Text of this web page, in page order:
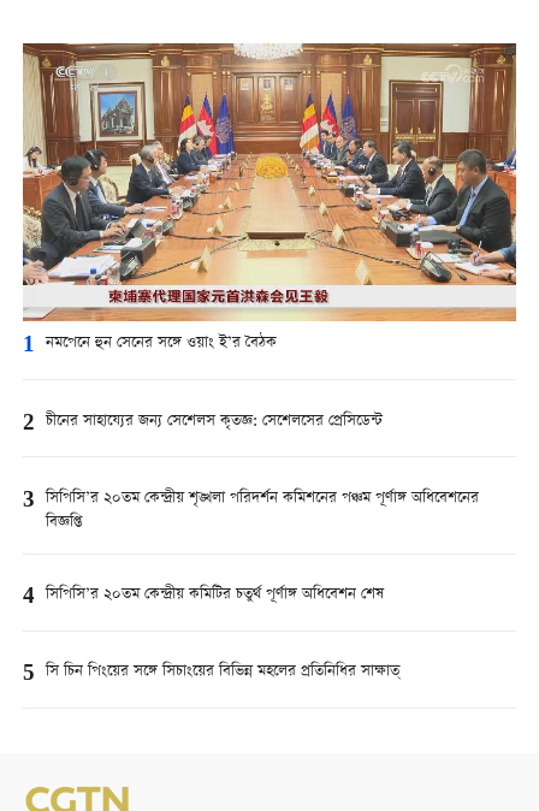
1 নমপেনে হুন সেনের সঙ্গে ওয়াং ই’র বৈঠক
2 চীনের সাহায্যের জন্য সেশেলস কৃতজ্ঞ: সেশেলসের প্রেসিডেন্ট
3 সিপিসি’র ২০তম কেন্দ্রীয় শৃঙ্খলা পরিদর্শন কমিশনের পঞ্চম পূর্ণাঙ্গ অধিবেশনের
বিজ্ঞপ্তি
4 সিপিসি’র ২০তম কেন্দ্রীয় কমিটির চতুর্থ পূর্ণাঙ্গ অধিবেশন শেষ
5 সি চিন পিংয়ের সঙ্গে সিচাংয়ের বিভিন্ন মহলের প্রতিনিধির সাক্ষাত্